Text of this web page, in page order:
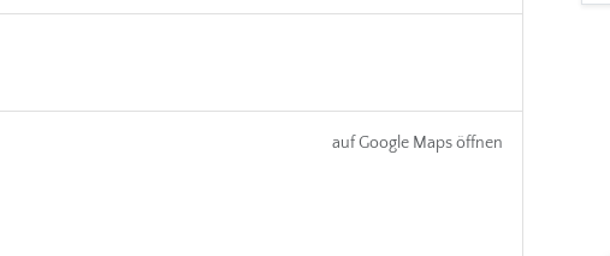
auf Google Maps öffnen